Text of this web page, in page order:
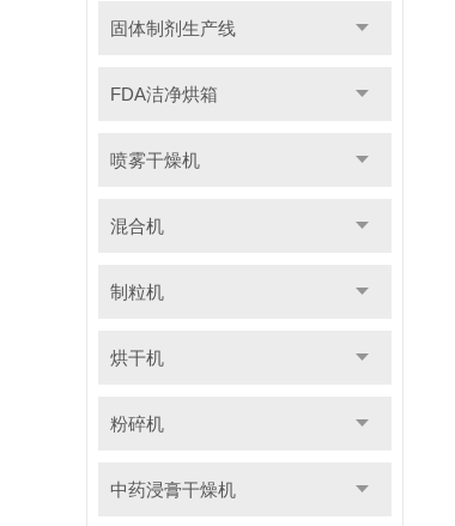
固体制剂生产线
FDA洁净烘箱
喷雾干燥机
混合机
制粒机
烘干机
粉碎机
中药浸膏干燥机